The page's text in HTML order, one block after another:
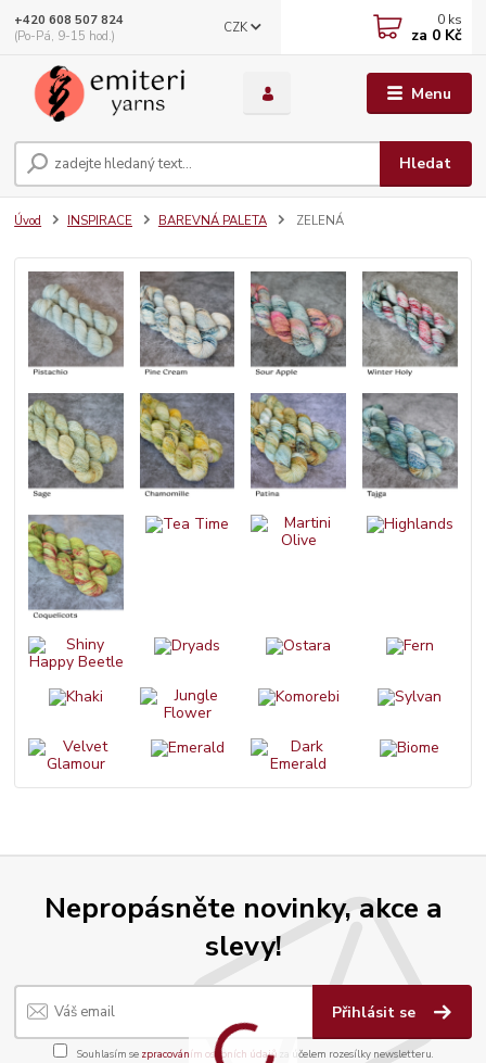
Menu
CZK
Hledat
+420 608 507 824
(Po-Pá, 9-15 hod.)
0 ks
za 0 Kč
Úvod INSPIRACE BAREVNÁ PALETA ZELENÁ
Nepropásněte novinky, akce a
slevy!
Přihlásit se
Souhlasím se zpracováním osobních údajůza účelem rozesílky newsletteru.